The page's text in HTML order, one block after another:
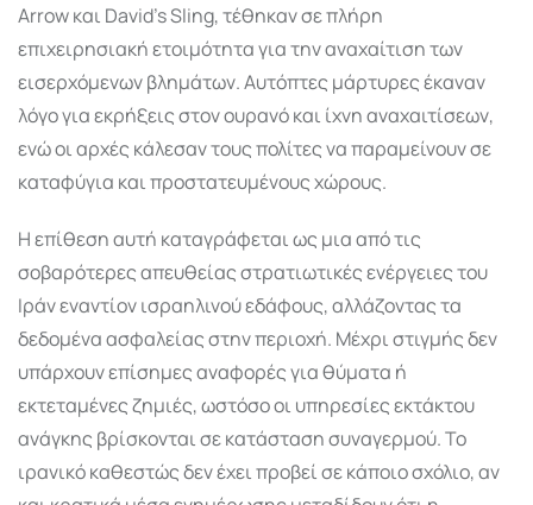
Arrow και David’s Sling, τέθηκαν σε πλήρη
επιχειρησιακή ετοιμότητα για την αναχαίτιση των
εισερχόμενων βλημάτων. Αυτόπτες μάρτυρες έκαναν
λόγο για εκρήξεις στον ουρανό και ίχνη αναχαιτίσεων,
ενώ οι αρχές κάλεσαν τους πολίτες να παραμείνουν σε
καταφύγια και προστατευμένους χώρους.
Η επίθεση αυτή καταγράφεται ως μια από τις
σοβαρότερες απευθείας στρατιωτικές ενέργειες του
Ιράν εναντίον ισραηλινού εδάφους, αλλάζοντας τα
δεδομένα ασφαλείας στην περιοχή. Μέχρι στιγμής δεν
υπάρχουν επίσημες αναφορές για θύματα ή
εκτεταμένες ζημιές, ωστόσο οι υπηρεσίες εκτάκτου
ανάγκης βρίσκονται σε κατάσταση συναγερμού. Το
ιρανικό καθεστώς δεν έχει προβεί σε κάποιο σχόλιο, αν